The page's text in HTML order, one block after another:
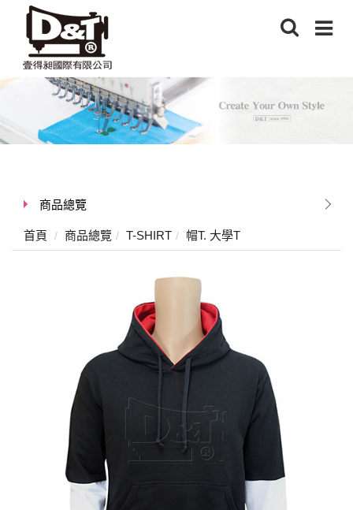
商品總覽
首頁 商品總覽 T-SHIRT 帽T. 大學T